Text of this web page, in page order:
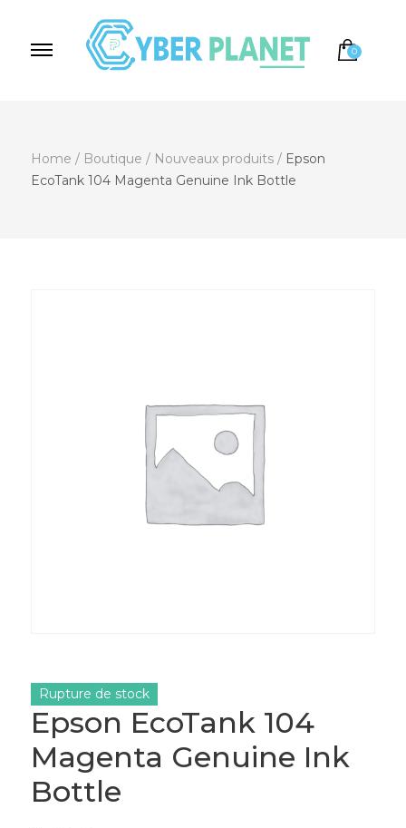
0
Home / Boutique / Nouveaux produits / Epson
EcoTank 104 Magenta Genuine Ink Bottle
Epson EcoTank 104
Magenta Genuine Ink
Bottle
Rupture de stock